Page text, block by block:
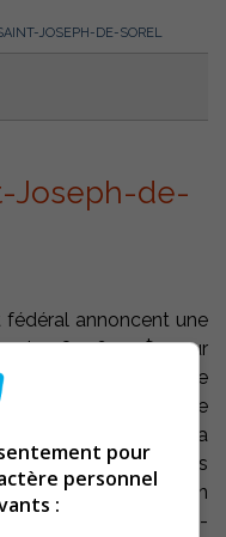
JOSEPH-DE-SOREL
Joseph-de-
annoncent une
de 182 600 $ pour
cadre de l’entente
au Programme de
(PRECO). Avec la
des investissements
la réalisation
à Saint-Joseph-de-
pour
personnel
: